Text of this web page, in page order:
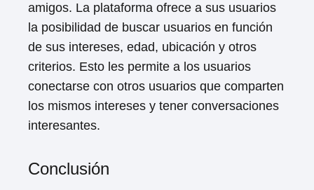
amigos. La plataforma ofrece a sus usuarios
la posibilidad de buscar usuarios en función
de sus intereses, edad, ubicación y otros
criterios. Esto les permite a los usuarios
conectarse con otros usuarios que comparten
los mismos intereses y tener conversaciones
interesantes.
Conclusión